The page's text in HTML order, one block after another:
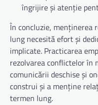
îngrijire și atenție
În concluzie, menținerea
lung necesită efort și
implicate. Practicarea
rezolvarea conflictelor în
comunicării deschise și
construi și a menține
termen lung.